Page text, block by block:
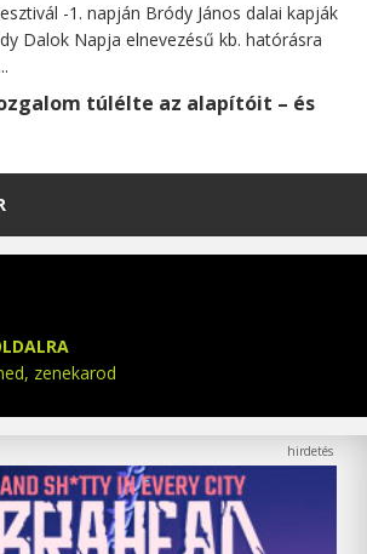
-1. napján Bródy János dalai kapják
Dalok Napja elnevezésű kb. hatórásra
túlélte az alapítóit – és
zenekarod